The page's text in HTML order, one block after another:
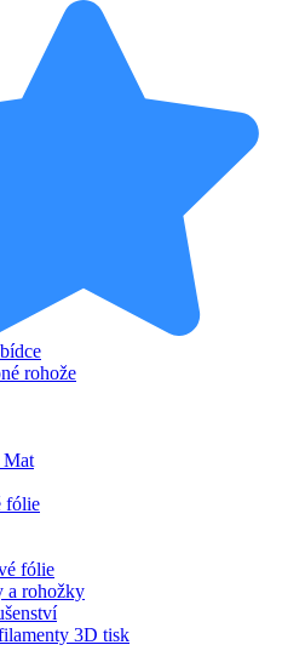
rohože
Mat
fólie
fólie
a rohožky
3D tisk